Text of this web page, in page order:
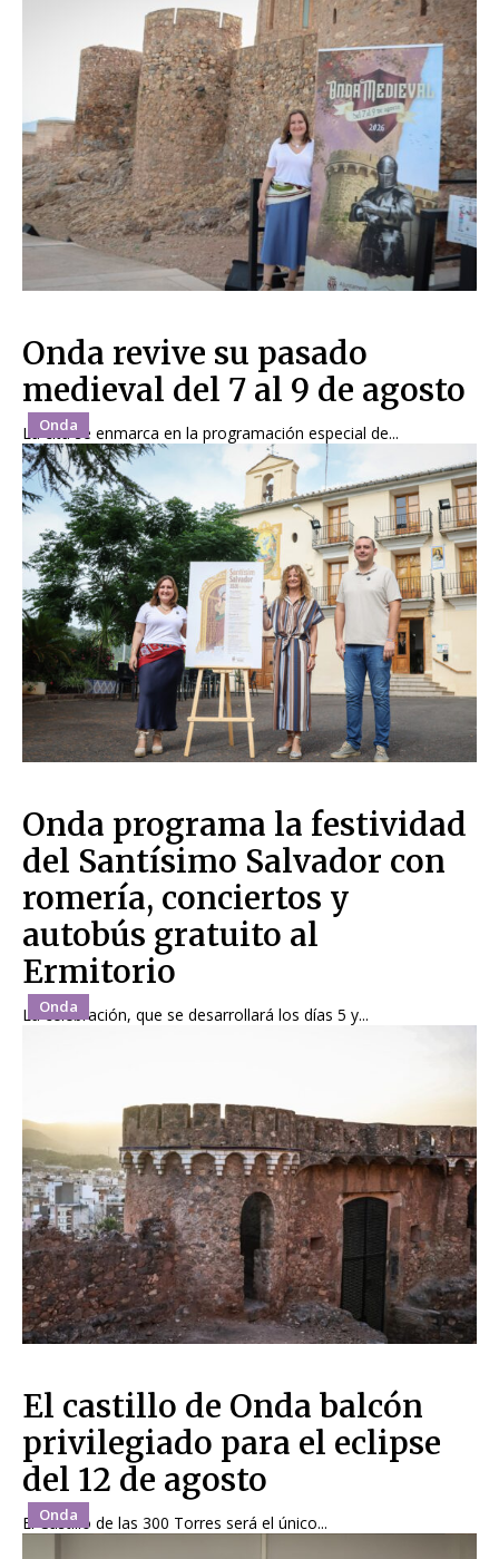
Onda
Onda revive su pasado
medieval del 7 al 9 de agosto
La cita se enmarca en la programación especial de...
Onda
Onda programa la festividad
del Santísimo Salvador con
romería, conciertos y
autobús gratuito al
Ermitorio
La celebración, que se desarrollará los días 5 y...
Onda
El castillo de Onda balcón
privilegiado para el eclipse
del 12 de agosto
El Castillo de las 300 Torres será el único...